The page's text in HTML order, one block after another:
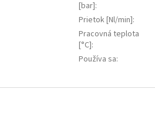
[bar]:
Prietok [Nl/min]:
Pracovná teplota
[°C]:
Používa sa: